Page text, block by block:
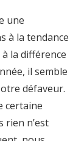
une
à la tendance
la différence
il semble
défaveur.
certaine
rien n’est